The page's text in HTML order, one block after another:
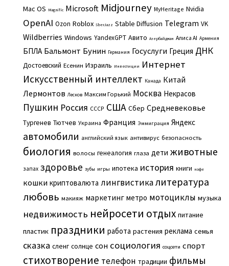
Mac OS Magnific Microsoft Midjourney MyHeritage Nvidia
OpenAI Ozon Roblox SberJazz Stable Diffusion Telegram VK
Wildberries Windows YandexGPT Авито Азербайджан Алиса AI Армения
БПЛА Бальмонт Бунин Германия Госуслуги Греция ДНК
Достоевский Есенин Израиль Инвестиции Интернет
Искусственный интеллект Канада Китай
Лермонтов Лесков Максим Горький Москва Некрасов
Пушкин Россия СССР США Сбер Средневековье
Тургенев Тютчев Украина Франция Эммиграция Яндекс
автомобили английский язык антивирус безопасность
биология волосы генеалогия глаза дети животные
запах здоровье зубы игры ипотека история книги кофе
кошки криптовалюта лингвистикалитература
любовь макияж маркетинг метро мотоциклы музыка
недвижимость нейросети отдых питание
пластик праздники работа растения реклама семья
сказка сленг солнце сон социология соцсети спорт
стихотворение телефон традиции фильмы